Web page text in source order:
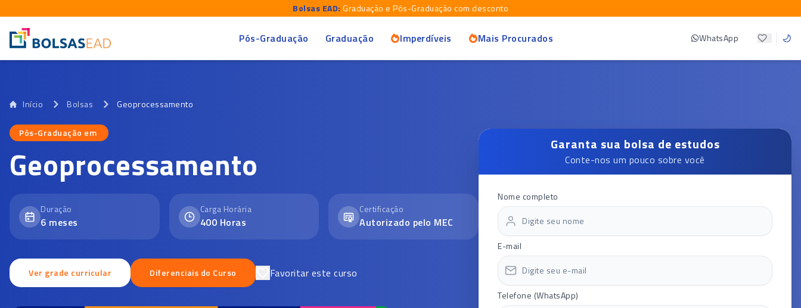
Bolsas EAD: Graduação e Pós-Graduação com desconto
Pós-Graduação Graduação Imperdíveis Mais Procurados WhatsApp
Início Bolsas Geoprocessamento
Pós-Graduação em
Pós-Graduação em
Geoprocessamento
Duração
6 meses
Carga Horária
400 Horas
Certificação
Autorizado pelo MEC
Ver grade curricular Diferenciais do Curso Favoritar este curso
Garanta sua bolsa de estudos
Conte-nos um pouco sobre você
Nome completo
E-mail
Telefone (WhatsApp)